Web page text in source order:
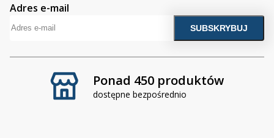
Ponad 450 produktów
dostępne bezpośrednio
Adres e-mail